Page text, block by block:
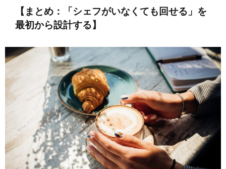
【まとめ：「シェフがいなくても回せる」を
最初から設計する】